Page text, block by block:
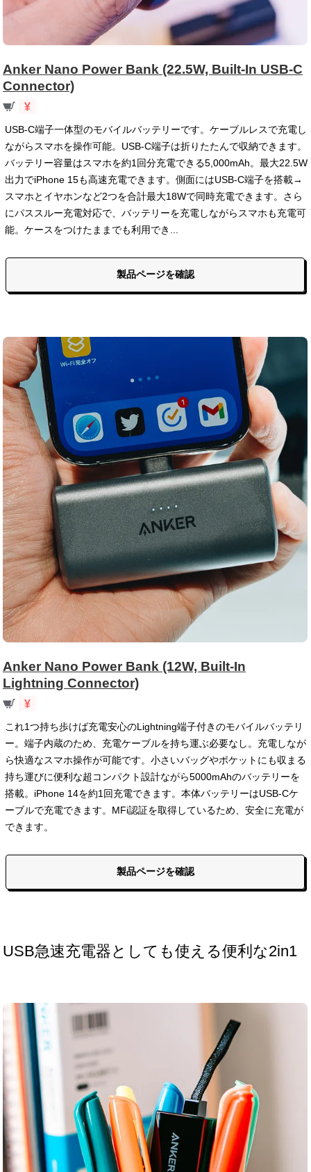
Anker Nano Power Bank (22.5W, Built-In USB-C
Connector)
¥
USB-C端子一体型のモバイルバッテリーです。ケーブルレスで充電し
ながらスマホを操作可能。USB-C端子は折りたたんで収納できます。
バッテリー容量はスマホを約1回分充電できる5,000mAh。最大22.5W
出力でiPhone 15も高速充電できます。側面にはUSB-C端子を搭載→
スマホとイヤホンなど2つを合計最大18Wで同時充電できます。さら
にパススルー充電対応で、バッテリーを充電しながらスマホも充電可
能。ケースをつけたままでも利用でき...
製品ページを確認
Anker Nano Power Bank (12W, Built-In
Lightning Connector)
¥
これ1つ持ち歩けば充電安心のLightning端子付きのモバイルバッテリ
ー。端子内蔵のため、充電ケーブルを持ち運ぶ必要なし。充電しなが
ら快適なスマホ操作が可能です。小さいバッグやポケットにも収まる
持ち運びに便利な超コンパクト設計ながら5000mAhのバッテリーを
搭載。iPhone 14を約1回充電できます。本体バッテリーはUSB-Cケ
ーブルで充電できます。MFi認証を取得しているため、安全に充電が
できます。
製品ページを確認
USB急速充電器としても使える便利な2in1